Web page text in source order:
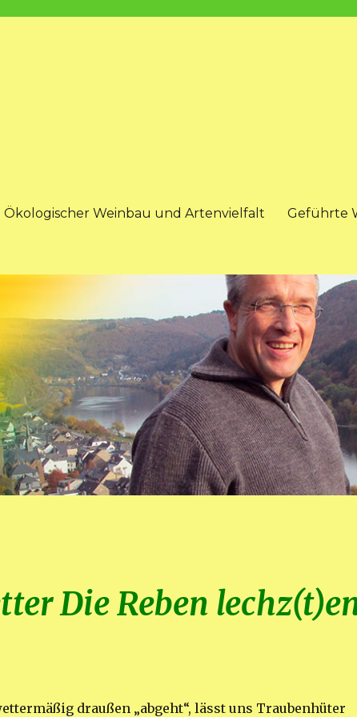
Ökologischer Weinbau und Artenvielfalt Geführte
Die Reben
draußen „abgeht“, lässt uns Traubenhüter